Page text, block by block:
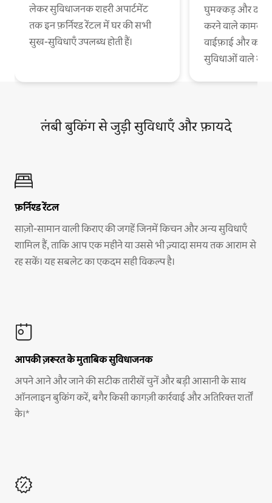
लेकर सुविधाजनक शहरी अपार्टमेंट
तक इन फ़र्निश्ड रेंटल में घर की सभी
सुख-सुविधाएँ उपलब्ध होती हैं।
घुमक्कड़ और
करने वाले
वाईफ़ाई और काम
सुविधाओं वाले
लंबी बुकिंग से जुड़ी सुविधाएँ और फ़ायदे
फ़र्निश्ड रेंटल
साज़ो-सामान वाली किराए की जगहें जिनमें किचन और अन्य सुविधाएँ
शामिल हैं, ताकि आप एक महीने या उससे भी ज़्यादा समय तक आराम से
रह सकें। यह सबलेट का एकदम सही विकल्प है।
आपकी ज़रूरत के मुताबिक सुविधाजनक
अपने आने और जाने की सटीक तारीखें चुनें और बड़ी आसानी के साथ
ऑनलाइन बुकिंग करें, बगैर किसी कागज़ी कार्रवाई और अतिरिक्त शर्तों
के।*